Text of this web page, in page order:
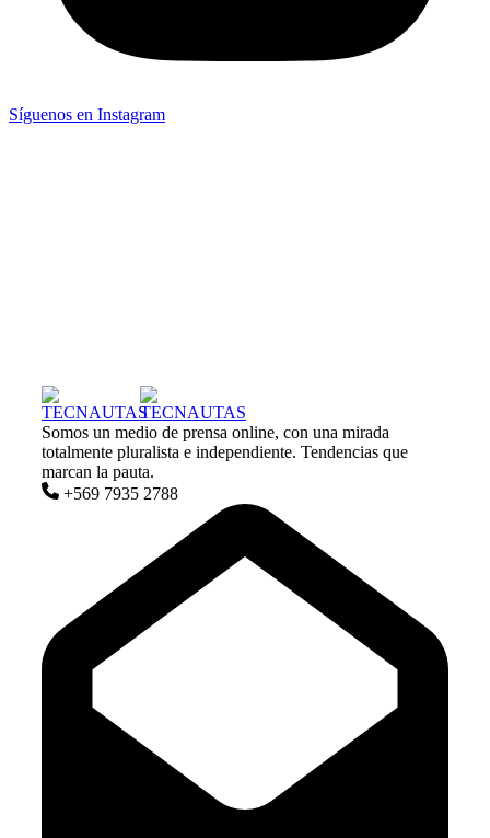
Síguenos en Instagram
Somos un medio de prensa online, con una mirada
totalmente pluralista e independiente. Tendencias que
marcan la pauta.
+569 7935 2788